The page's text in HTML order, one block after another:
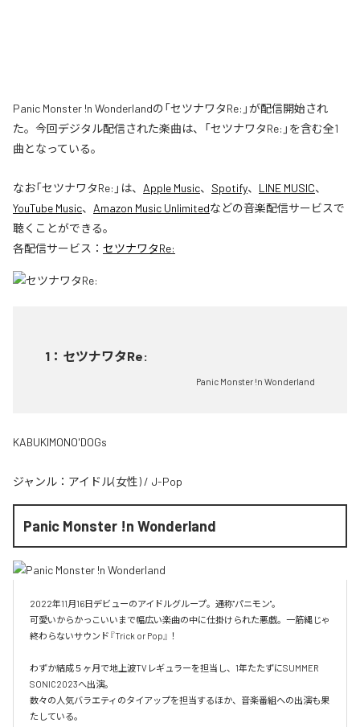
Panic Monster !n Wonderlandの「セツナワタRe:」が配信開始され
た。今回デジタル配信された楽曲は、「セツナワタRe:」を含む全1
曲となっている。
なお「セツナワタRe: 」は、 Apple Music、 Spotify、 LINE MUSIC、
YouTube Music、 Amazon Music Unlimitedなどの音楽配信サービスで
聴くことができる。
各配信サービス： セツナワタRe:
1 ： セツナワタRe:
Panic Monster !n Wonderland
KABUKIMONO'DOGs
ジャンル： アイドル(女性) / J-Pop
Panic Monster !n Wonderland
2022年11月16日デビューのアイドルグループ。通称"パニモン"。
可愛いからかっこいいまで幅広い楽曲の中に仕掛けられた悪戯。一筋縄じゃ
終わらないサウンド『Trick or Pop』！
わずか結成５ヶ月で地上波TVレギュラーを担当し、1年たたずにSUMMER
SONIC2023へ出演。
数々の人気バラエティのタイアップを担当するほか、音楽番組への出演も果
たしている。